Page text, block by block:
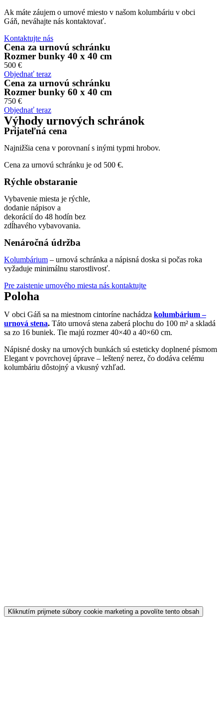
Ak máte záujem o urnové miesto v našom kolumbáriu v obci
Gáň, neváhajte nás kontaktovať.
Kontaktujte nás
Cena za urnovú schránku
Rozmer bunky 40 x 40 cm
500 €
Objednať teraz
Cena za urnovú schránku
Rozmer bunky 60 x 40 cm
750 €
Objednať teraz
Výhody urnových schránok
Prijateľná cena
Najnižšia cena v porovnaní s inými typmi hrobov.
Cena za urnovú schránku je od 500 €.
Rýchle obstaranie
Vybavenie miesta je rýchle,
dodanie nápisov a
dekorácií do 48 hodín bez
zdĺhavého vybavovania.
Nenáročná údržba
Kolumbárium – urnová schránka a nápisná doska si počas roka
vyžaduje minimálnu starostlivosť.
Pre zaistenie urnového miesta nás kontaktujte
Poloha
V obci Gáň sa na miestnom cintoríne nachádza kolumbárium –
urnová stena. Táto urnová stena zaberá plochu do 100 m² a skladá
sa zo 16 buniek. Tie majú rozmer 40×40 a 40×60 cm.
Nápisné dosky na urnových bunkách sú esteticky doplnené písmom
Elegant v povrchovej úprave – leštený nerez, čo dodáva celému
kolumbáriu dôstojný a vkusný vzhľad.
Kliknutím prijmete súbory cookie marketing a povolíte tento obsah